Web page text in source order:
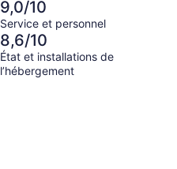
9,0/10
Service et personnel
8,6/10
État et installations de
l’hébergement